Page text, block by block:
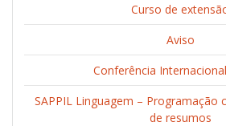
Curso de
Aviso
Conferência
SAPPIL Linguagem – Programação
de resumos